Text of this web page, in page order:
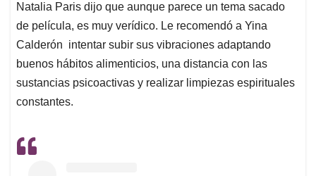
Natalia Paris dijo que aunque parece un tema sacado
de película, es muy verídico. Le recomendó a Yina
Calderón intentar subir sus vibraciones adaptando
buenos hábitos alimenticios, una distancia con las
sustancias psicoactivas y realizar limpiezas espirituales
constantes.